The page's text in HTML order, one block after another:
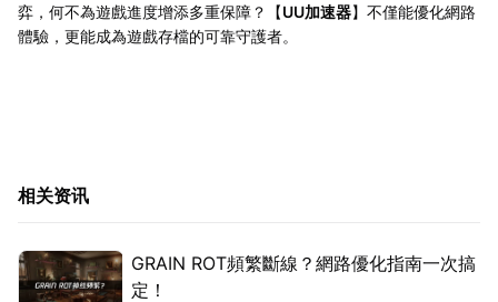
弈，何不為遊戲進度增添多重保障？【UU加速器】不僅能優化網路
體驗，更能成為遊戲存檔的可靠守護者。
相关资讯
GRAIN ROT頻繁斷線？網路優化指南一次搞
定！